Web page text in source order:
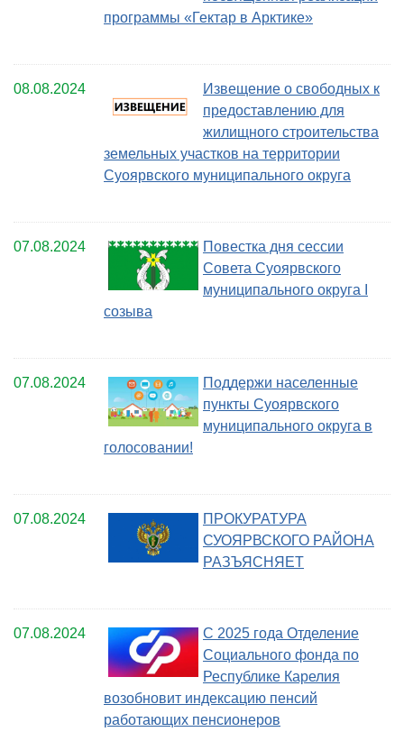
программы «Гектар в Арктике»
08.08.2024
Извещение о свободных к
предоставлению для
жилищного строительства
земельных участков на территории
Суоярвского муниципального округа
07.08.2024
Повестка дня сессии
Совета Суоярвского
муниципального округа I
созыва
07.08.2024
Поддержи населенные
пункты Суоярвского
муниципального округа в
голосовании!
07.08.2024
ПРОКУРАТУРА
СУОЯРВСКОГО РАЙОНА
РАЗЪЯСНЯЕТ
07.08.2024
С 2025 года Отделение
Социального фонда по
Республике Карелия
возобновит индексацию пенсий
работающих пенсионеров